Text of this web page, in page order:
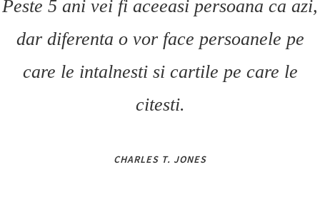
Peste 5 ani vei fi aceeasi persoana ca azi,
dar diferenta o vor face persoanele pe
care le intalnesti si cartile pe care le
citesti.
CHARLES T. JONES